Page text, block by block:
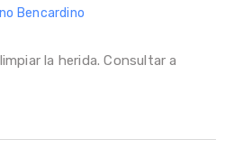
Bencardino
la herida. Consultar a